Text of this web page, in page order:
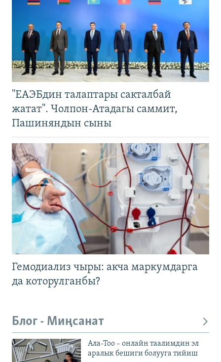
"ЕАЭБдин талаптары сакталбай
жатат". Чолпон-Атадагы саммит,
Пашиняндын сыны
Гемодиализ чыры: акча маркумдарга
да которулганбы?
Блог - Миңсанат
Ала-Тоо – онлайн таалимдин эл
аралык бешиги болууга тийиш